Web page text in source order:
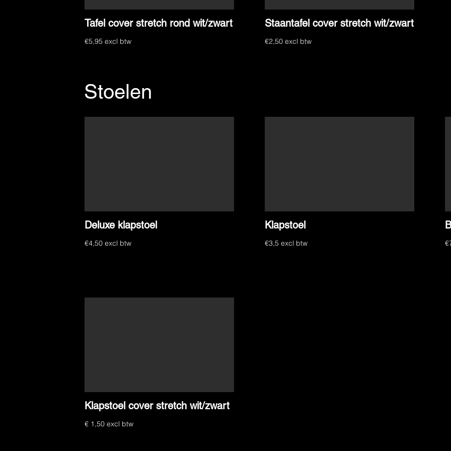
Tafel cover stretch rond wit/zwart
€5,95 excl btw
Staantafel cover stretch wit/zwart
€2,50 excl btw
Stoelen
Deluxe klapstoel
€4,50 excl btw
Klapstoel cover stretch wit/zwart
€ 1,50 excl btw
Klapstoel
€3,5 excl btw